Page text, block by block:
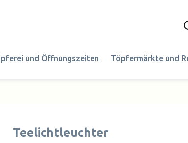
und Öffnungszeiten Töpfermärkte und
Teelichtleuchter